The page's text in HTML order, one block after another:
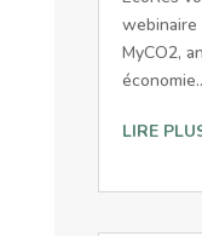
MyCO2,
LIRE